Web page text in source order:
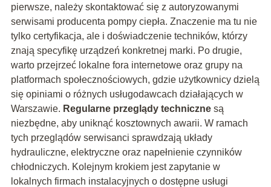
pierwsze, należy skontaktować się z autoryzowanymi
serwisami producenta pompy ciepła. Znaczenie ma tu nie
tylko certyfikacja, ale i doświadczenie techników, którzy
znają specyfikę urządzeń konkretnej marki. Po drugie,
warto przejrzeć lokalne fora internetowe oraz grupy na
platformach społecznościowych, gdzie użytkownicy dzielą
się opiniami o różnych usługodawcach działających w
Warszawie. Regularne przeglądy technicznesą
niezbędne, aby uniknąć kosztownych awarii. W ramach
tych przeglądów serwisanci sprawdzają układy
hydrauliczne, elektryczne oraz napełnienie czynników
chłodniczych. Kolejnym krokiem jest zapytanie w
lokalnych firmach instalacyjnych o dostępne usługi